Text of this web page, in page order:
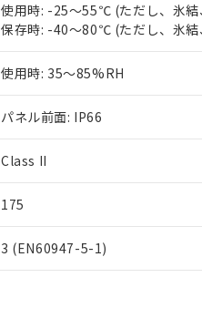
使用時: -25～55℃ (ただし、氷結
保存時: -40～80℃ (ただし、氷結
使用時: 35～85%RH
パネル前面: IP66
Class II
175
3 (EN60947-5-1)